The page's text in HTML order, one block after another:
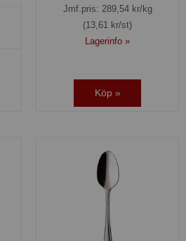
Jmf.pris: 289,54kr/kg
(13,61 kr/st)
Lagerinfo »
Köp »